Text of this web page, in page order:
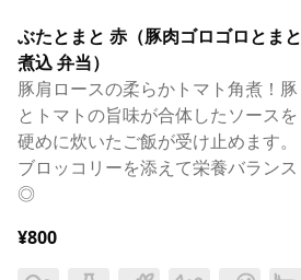
ぶたとまと 赤（豚肉ゴロゴロとまと
煮込 弁当）
豚肩ロースの柔らかトマト角煮！豚
とトマトの旨味が合体したソースを
硬めに炊いたご飯が受け止めます。
ブロッコリーを添えて栄養バランス
◎
¥800